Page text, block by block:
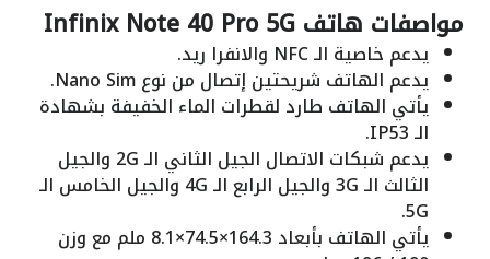
مواصفات هاتف Infinix Note 40 Pro 5G
يدعم خاصية الـ NFC والانفرا ريد.
يدعم الهاتف شريحتين إتصال من نوع Nano Sim.
يأتي الهاتف طارد لقطرات الماء الخفيفة بشهادة
الـ IP53.
يدعم شبكات الاتصال الجيل الثاني الـ 2G والجيل
الثالث الـ 3G والجيل الرابع الـ 4G والجيل الخامس الـ
5G.
يأتي الهاتف بأبعاد 164.3×74.5×8.1 ملم مع وزن